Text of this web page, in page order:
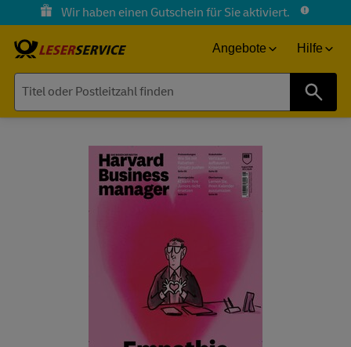
Wir haben einen Gutschein für Sie aktiviert.
Angebote Hilfe